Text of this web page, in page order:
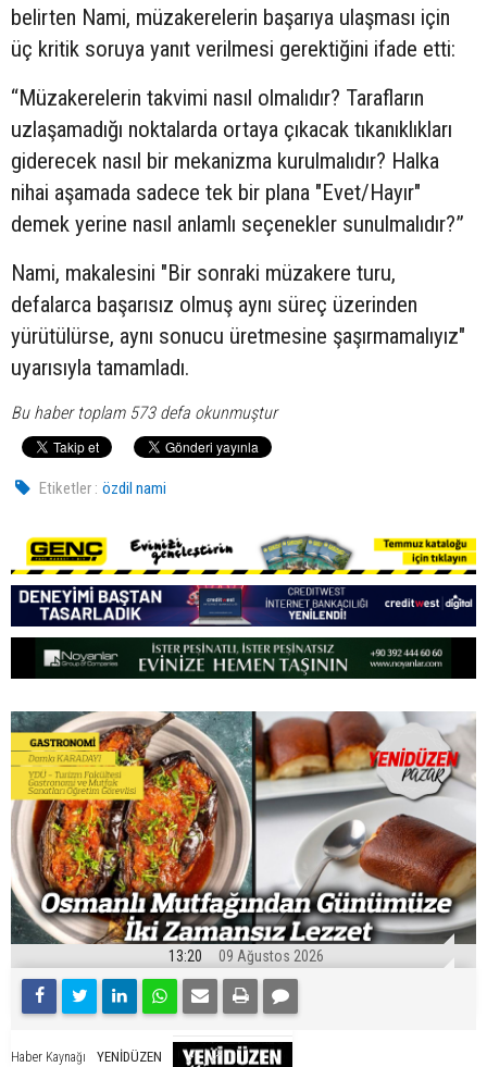
belirten Nami, müzakerelerin başarıya ulaşması için
üç kritik soruya yanıt verilmesi gerektiğini ifade etti:
“Müzakerelerin takvimi nasıl olmalıdır? Tarafların
uzlaşamadığı noktalarda ortaya çıkacak tıkanıklıkları
giderecek nasıl bir mekanizma kurulmalıdır? Halka
nihai aşamada sadece tek bir plana "Evet/Hayır"
demek yerine nasıl anlamlı seçenekler sunulmalıdır?”
Nami, makalesini "Bir sonraki müzakere turu,
defalarca başarısız olmuş aynı süreç üzerinden
yürütülürse, aynı sonucu üretmesine şaşırmamalıyız"
uyarısıyla tamamladı.
Bu haber toplam 573 defa okunmuştur
Etiketler : özdil nami
13:20 09 Ağustos 2026
Haber Kaynağı YENİDÜZEN